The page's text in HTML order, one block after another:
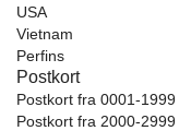
USA
Vietnam
Perfins
Postkort
Postkort fra 0001-1999
Postkort fra 2000-2999